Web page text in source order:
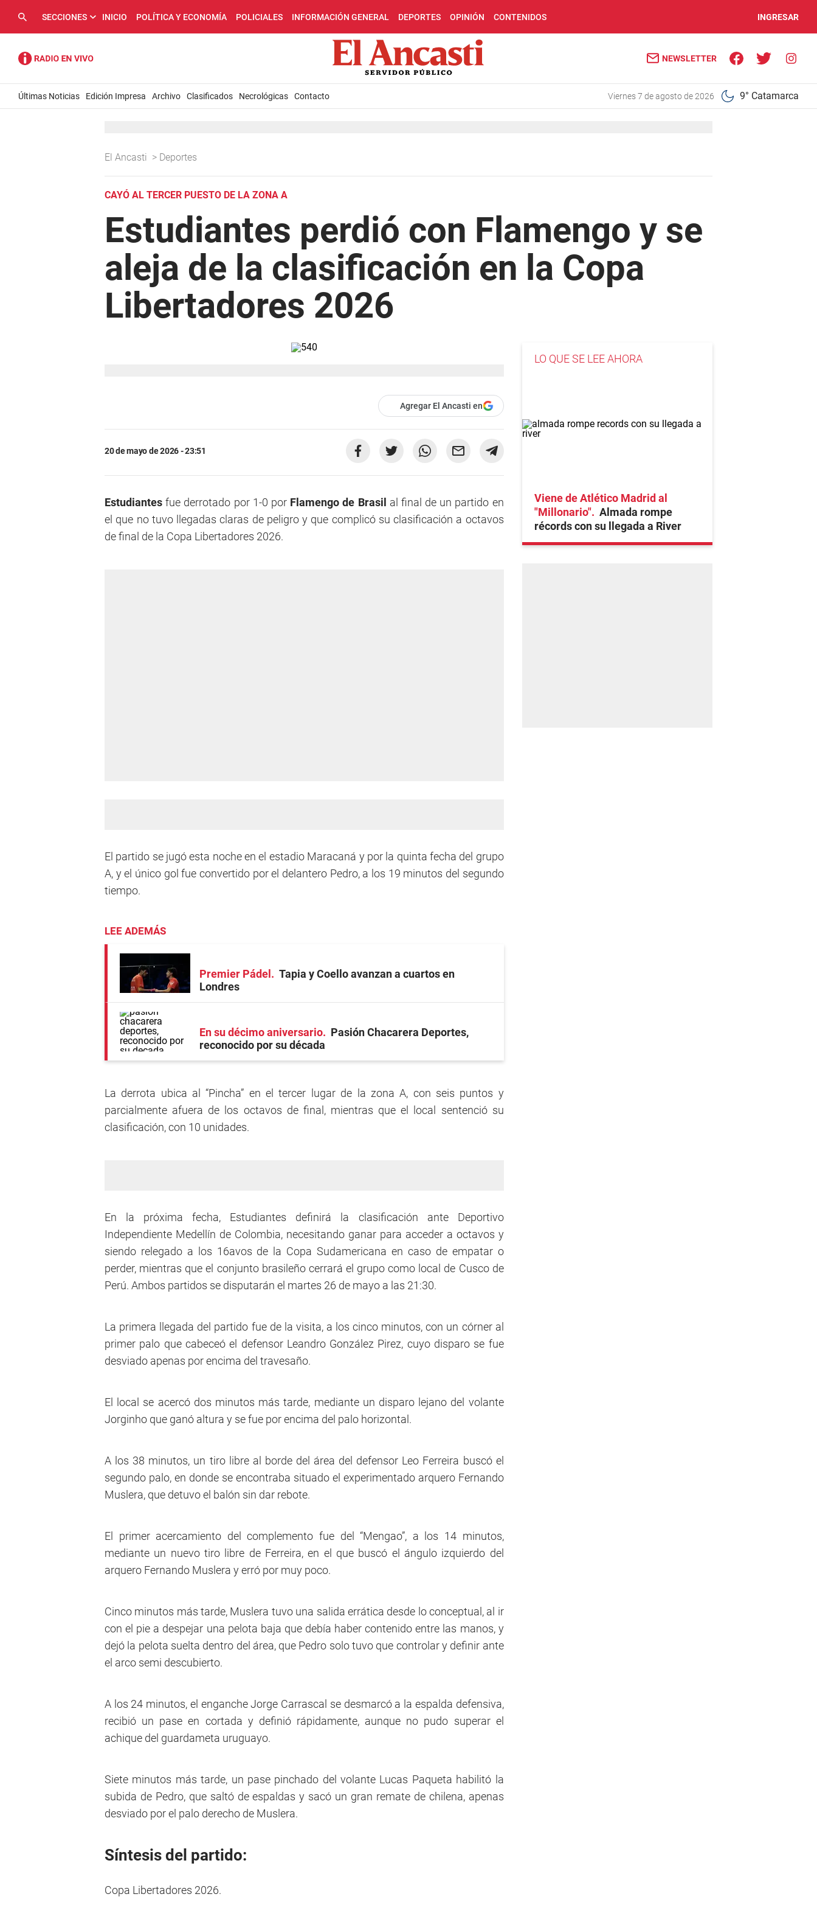
SECCIONES INICIO POLÍTICA Y ECONOMÍA POLICIALES INFORMACIÓN GENERAL DEPORTES OPINIÓN CONTENIDOS INGRESAR
NEWSLETTER
Últimas Noticias Edición Impresa Archivo Clasificados Necrológicas Contacto viernes 7 de agosto de 2026 9° Catamarca
El Ancasti > Deportes
CAYÓ AL TERCER PUESTO DE LA ZONA A
Estudiantes perdió con Flamengo y se
aleja de la clasificación en la Copa
Libertadores 2026
Agregar El Ancasti en
20 de mayo de 2026 - 23:51
Estudiantesfue derrotado por 1-0 por Flamengo de Brasil al final de un partido en
el que no tuvo llegadas claras de peligro y que complicó su clasificación a octavos
de final de la Copa Libertadores 2026.
El partido se jugó esta noche en el estadio Maracaná y por la quinta fecha del grupo
A, y el único gol fue convertido por el delantero Pedro, a los 19 minutos del segundo
tiempo.
LEE ADEMÁS
Premier Pádel
Tapia y Coello avanzan a cuartos en
Londres
En su décimo aniversario
Pasión Chacarera Deportes,
reconocido por su década
La derrota ubica al “Pincha” en el tercer lugar de la zona A, con seis puntos y
parcialmente afuera de los octavos de final, mientras que el local sentenció su
clasificación, con 10 unidades.
En la próxima fecha, Estudiantes definirá la clasificación ante Deportivo
Independiente Medellín de Colombia, necesitando ganar para acceder a octavos y
siendo relegado a los 16avos de la Copa Sudamericana en caso de empatar o
perder, mientras que el conjunto brasileño cerrará el grupo como local de Cusco de
Perú. Ambos partidos se disputarán el martes 26 de mayo a las 21:30.
La primera llegada del partido fue de la visita, a los cinco minutos, con un córner al
primer palo que cabeceó el defensor Leandro González Pirez, cuyo disparo se fue
desviado apenas por encima del travesaño.
El local se acercó dos minutos más tarde, mediante un disparo lejano del volante
Jorginho que ganó altura y se fue por encima del palo horizontal.
A los 38 minutos, un tiro libre al borde del área del defensor Leo Ferreira buscó el
segundo palo, en donde se encontraba situado el experimentado arquero Fernando
Muslera, que detuvo el balón sin dar rebote.
El primer acercamiento del complemento fue del “Mengao”, a los 14 minutos,
mediante un nuevo tiro libre de Ferreira, en el que buscó el ángulo izquierdo del
arquero Fernando Muslera y erró por muy poco.
Cinco minutos más tarde, Muslera tuvo una salida errática desde lo conceptual, al ir
con el pie a despejar una pelota baja que debía haber contenido entre las manos, y
dejó la pelota suelta dentro del área, que Pedro solo tuvo que controlar y definir ante
el arco semi descubierto.
A los 24 minutos, el enganche Jorge Carrascal se desmarcó a la espalda defensiva,
recibió un pase en cortada y definió rápidamente, aunque no pudo superar el
achique del guardameta uruguayo.
Siete minutos más tarde, un pase pinchado del volante Lucas Paqueta habilitó la
subida de Pedro, que saltó de espaldas y sacó un gran remate de chilena, apenas
desviado por el palo derecho de Muslera.
Síntesis del partido:
Copa Libertadores 2026.
LO QUE SE LEE AHORA
Viene de Atlético Madrid al
"Millonario"
Almada rompe
récords con su llegada a River